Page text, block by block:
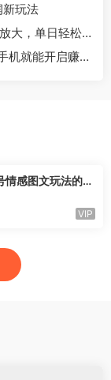
玩法
大，单日轻松
机就能开启赚钱
感图文玩法的实
VIP